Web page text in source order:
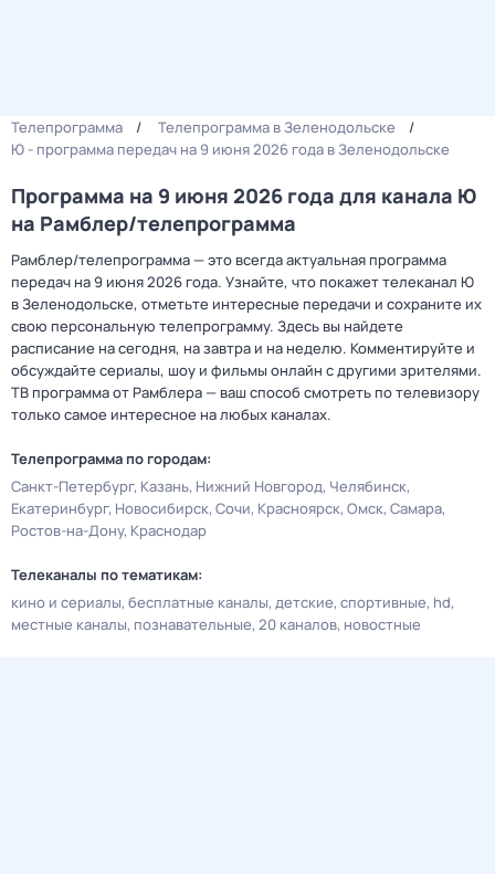
Телепрограмма
Телепрограмма в Зеленодольске
Ю - программа передач на 9 июня 2026 года в Зеленодольске
Программа на 9 июня 2026 года для канала Ю
на Рамблер/телепрограмма
Рамблер/телепрограмма — это всегда актуальная программа
передач на 9 июня 2026 года. Узнайте, что покажет телеканал Ю
в Зеленодольске, отметьте интересные передачи и сохраните их
свою персональную телепрограмму. Здесь вы найдете
расписание на сегодня, на завтра и на неделю. Комментируйте и
обсуждайте сериалы, шоу и фильмы онлайн с другими зрителями.
ТВ программа от Рамблера — ваш способ смотреть по телевизору
только самое интересное на любых каналах.
Телепрограмма по городам:
Санкт-Петербург Казань Нижний Новгород Челябинск
Екатеринбург Новосибирск Сочи Красноярск Омск Самара
Ростов-на-Дону Краснодар
Телеканалы по тематикам:
кино и сериалы бесплатные каналы детские спортивные hd
местные каналы познавательные 20 каналов новостные